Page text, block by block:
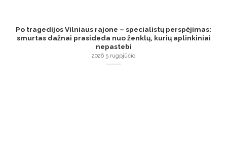
Po tragedijos Vilniaus rajone – specialistų perspėjimas:
smurtas dažnai prasideda nuo ženklų, kurių aplinkiniai
nepastebi
2026 5 rugpjūčio